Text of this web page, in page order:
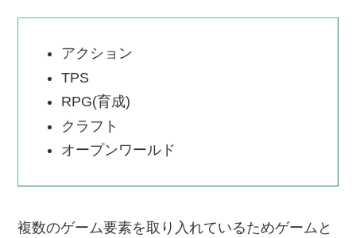
アクション
TPS
RPG(育成)
クラフト
オープンワールド
複数のゲーム要素を取り入れているためゲームと